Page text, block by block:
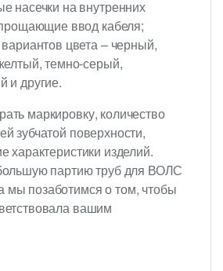
насечки на внутренних
ввод кабеля;
вариантов цвета – черный,
темно-серый,
и другие.
маркировку, количество
зубчатой поверхности,
характеристики изделий.
партию труб для ВОЛС
мы позаботимся о том, чтобы
вашим